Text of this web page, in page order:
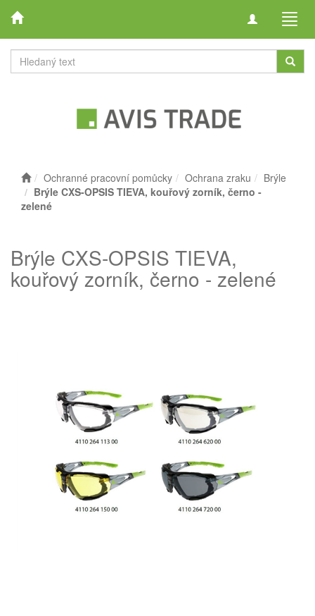
Toggle
Ochranné pracovní pomůcky Ochrana zraku
Brýle
Brýle CXS-OPSIS TIEVA, kouřový zorník, černo -
zelené
Brýle CXS-OPSIS TIEVA,
kouřový zorník, černo - zelené